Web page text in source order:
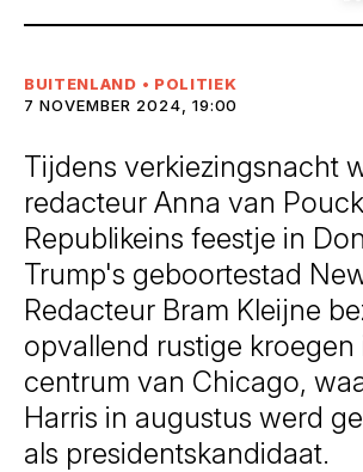
BUITENLAND • POLITIEK
7 NOVEMBER 2024, 19:00
Tijdens verkiezingsnacht
redacteur Anna van
Republikeins feestje in
Trump's geboortestad
Redacteur Bram Kleijne
opvallend rustige kroegen
centrum van Chicago,
Harris in augustus werd
als presidentskandidaat.